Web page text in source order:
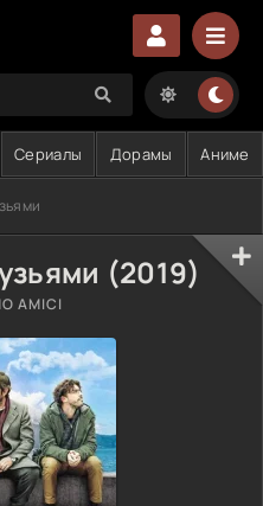
Сериалы Дорамы Аниме
(2019)
AMICI